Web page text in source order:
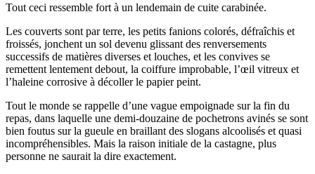
Tout ceci ressemble fort à un lendemain de cuite carabinée.
Les couverts sont par terre, les petits fanions colorés, défraîchis et
froissés, jonchent un sol devenu glissant des renversements
successifs de matières diverses et louches, et les convives se
remettent lentement debout, la coiffure improbable, l’œil vitreux et
l’haleine corrosive à décoller le papier peint.
Tout le monde se rappelle d’une vague empoignade sur la fin du
repas, dans laquelle une demi-douzaine de pochetrons avinés se sont
bien foutus sur la gueule en braillant des slogans alcoolisés et quasi
incompréhensibles. Mais la raison initiale de la castagne, plus
personne ne saurait la dire exactement.